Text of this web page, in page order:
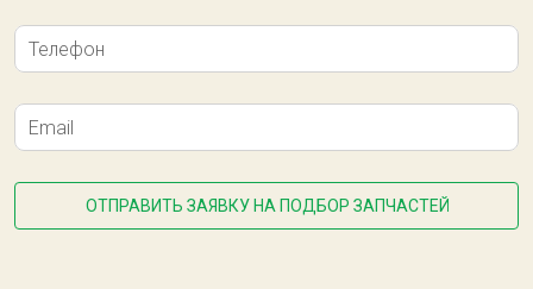
Телефон
Email
ОТПРАВИТЬ ЗАЯВКУ НА ПОДБОР ЗАПЧАСТЕЙ